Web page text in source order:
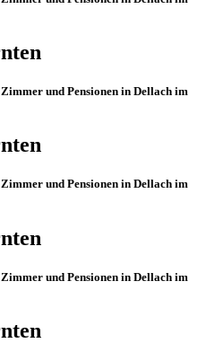
und Pensionen in Dellach im
und Pensionen in Dellach im
und Pensionen in Dellach im